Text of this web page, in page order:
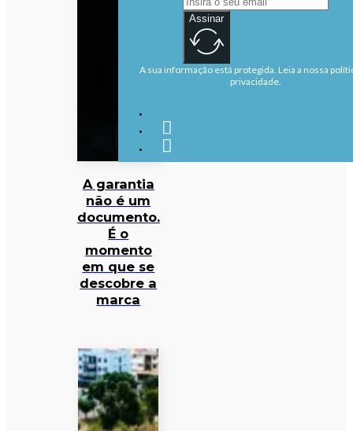
A garantia
não é um
documento.
É o
momento
em que se
descobre a
marca
Assinar
A sua informação está protegida. Leia a nossa
privacidade.